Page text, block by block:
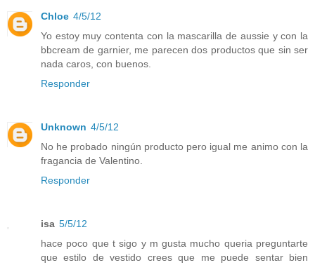
Chloe 4/5/12
Yo estoy muy contenta con la mascarilla de aussie y con la
bbcream de garnier, me parecen dos productos que sin ser
nada caros, con buenos.
Responder
Unknown 4/5/12
No he probado ningún producto pero igual me animo con la
fragancia de Valentino.
Responder
isa 5/5/12
hace poco que t sigo y m gusta mucho queria preguntarte
que estilo de vestido crees que me puede sentar bien